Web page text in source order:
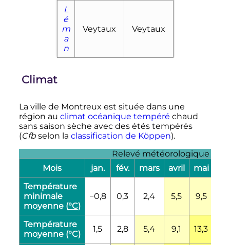
L
é
m
a
n
Veytaux Veytaux
Climat
La ville de Montreux est située dans une
région au climat océanique tempéré chaud
sans saison sèche avec des étés tempérés
(Cfbselon la classification de Köppen).
Relevé météorologique de
Mois
jan. fév. mars avril mai
Température
minimale
moyenne (°C)
−0,8 0,3 2,4 5,5 9,5
Température
moyenne (°C)
1,5 2,8 5,4 9,1 13,3